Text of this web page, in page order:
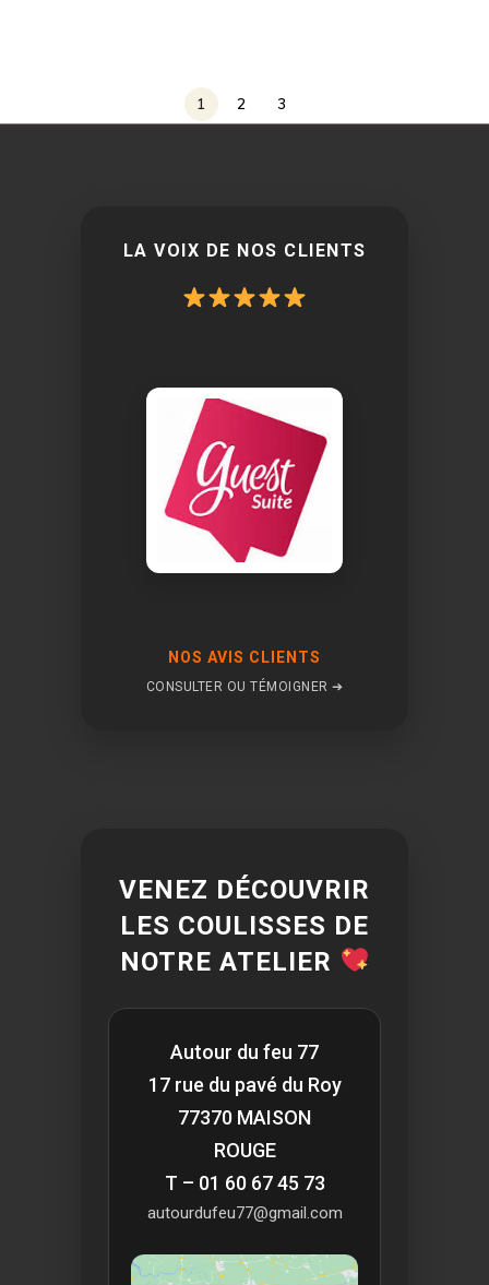
1 2 3
LA VOIX DE NOS CLIENTS
NOS AVIS CLIENTS
CONSULTER OU TÉMOIGNER ➔
VENEZ DÉCOUVRIR
LES COULISSES DE
NOTRE ATELIER
Autour du feu 77
17 rue du pavé du Roy
77370 MAISON
ROUGE
T – 01 60 67 45 73
autourdufeu77@gmail.com